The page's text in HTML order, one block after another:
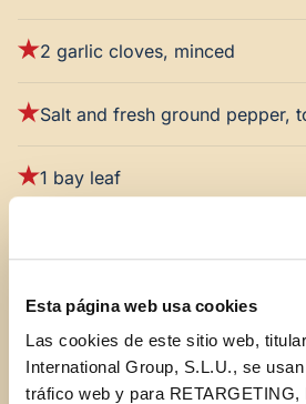
Esta página web usa cookies
Las cookies de este sitio web,
International Group, S.L.U., se
tráfico web y para RETARGETING,
2 garlic cloves, minced
Salt and fresh ground pepper,
1 bay leaf
1 pound boneless skinless
seasonings
6 cups low sodium fat free